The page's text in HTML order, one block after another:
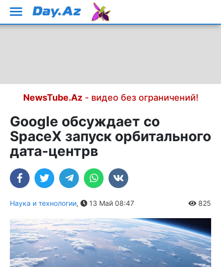
NewsTube.Az- видео без ограничений!
Google обсуждает со
SpaceX запуск орбитального
дата-центрв
Наука и технологии, 13 Май 08:47 825